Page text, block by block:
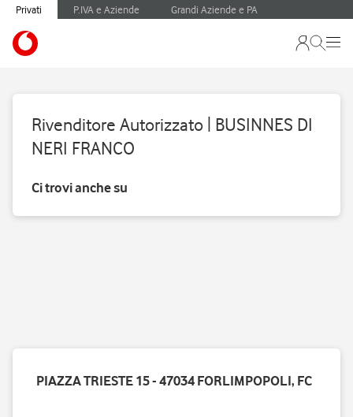
Privati P.IVA e Aziende Grandi Aziende e PA
Rivenditore Autorizzato | BUSINNES DI
NERI FRANCO
Ci trovi anche su
PIAZZA TRIESTE 15 - 47034 FORLIMPOPOLI, FC